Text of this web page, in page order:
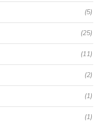
(5)
(25)
(11)
(2)
(1)
(1)